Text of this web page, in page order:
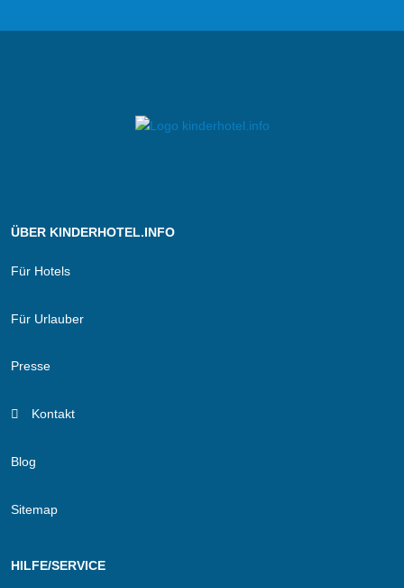
ÜBER KINDERHOTEL.INFO
Für Hotels
Für Urlauber
Presse
Kontakt
Blog
Sitemap
HILFE/SERVICE